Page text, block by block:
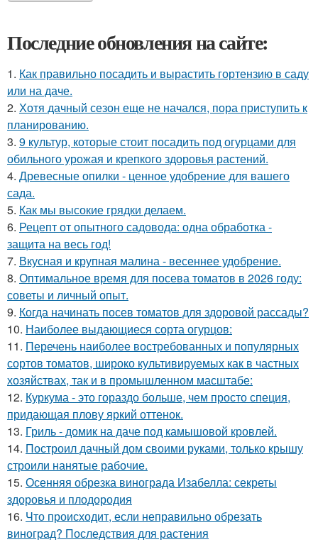
Последние обновления на сайте:
1. Как правильно посадить и вырастить гортензию в саду
или на даче.
2. Хотя дачный сезон еще не начался, пора приступить к
планированию.
3. 9 культур, которые стоит посадить под огурцами для
обильного урожая и крепкого здоровья растений.
4. Древесные опилки - ценное удобрение для вашего
сада.
5. Как мы высокие грядки делаем.
6. Рецепт от опытного садовода: одна обработка -
защита на весь год!
7. Вкусная и крупная малина - весеннее удобрение.
8. Оптимальное время для посева томатов в 2026 году:
советы и личный опыт.
9. Когда начинать посев томатов для здоровой рассады?
10. Наиболее выдающиеся сорта огурцов:
11. Перечень наиболее востребованных и популярных
сортов томатов, широко культивируемых как в частных
хозяйствах, так и в промышленном масштабе:
12. Куркума - это гораздо больше, чем просто специя,
придающая плову яркий оттенок.
13. Гриль - домик на даче под камышовой кровлей.
14. Построил дачный дом своими руками, только крышу
строили нанятые рабочие.
15. Осенняя обрезка винограда Изабелла: секреты
здоровья и плодородия
16. Что происходит, если неправильно обрезать
виноград? Последствия для растения